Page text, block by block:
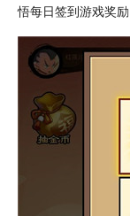
悟每日签到游戏奖励